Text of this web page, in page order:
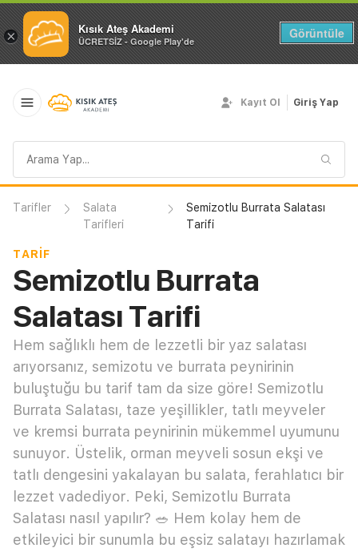
× Kısık Ateş Akademi
ÜCRETSİZ - Google Play'de
Görüntüle
sorgusu
Kayıt Ol Giriş Yap
Tarifler
Salata
Tarifleri
Semizotlu Burrata Salatası
Tarifi
TARIF
Semizotlu Burrata
Salatası Tarifi
Hem sağlıklı hem de lezzetli bir yaz salatası
arıyorsanız, semizotu ve burrata peynirinin
buluştuğu bu tarif tam da size göre! Semizotlu
Burrata Salatası, taze yeşillikler, tatlı meyveler
ve kremsi burrata peynirinin mükemmel uyumunu
sunuyor. Üstelik, orman meyveli sosun ekşi ve
tatlı dengesini yakalayan bu salata, ferahlatıcı bir
lezzet vadediyor. Peki, Semizotlu Burrata
Salatası nasıl yapılır? 🥗 Hem kolay hem de
etkileyici bir sunumla bu eşsiz salatayı hazırlamak